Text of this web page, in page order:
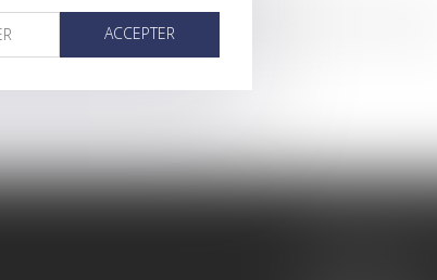
de travaux, Plan d’occupation des sols (POS) et Plan local
lotissements, Expropriation ou préemption par les collectivités,
ACCEPTER